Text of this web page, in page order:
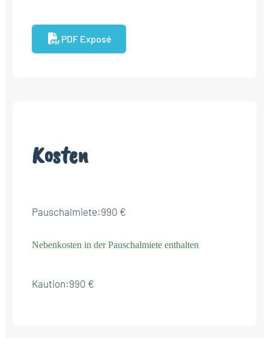
PDF Exposé
Kosten
Pauschalmiete:990 €
Nebenkosten in der Pauschalmiete enthalten
Kaution:990 €